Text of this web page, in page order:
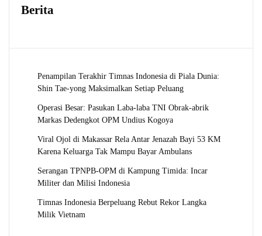
Berita
Penampilan Terakhir Timnas Indonesia di Piala Dunia:
Shin Tae-yong Maksimalkan Setiap Peluang
Operasi Besar: Pasukan Laba-laba TNI Obrak-abrik
Markas Dedengkot OPM Undius Kogoya
Viral Ojol di Makassar Rela Antar Jenazah Bayi 53 KM
Karena Keluarga Tak Mampu Bayar Ambulans
Serangan TPNPB-OPM di Kampung Timida: Incar
Militer dan Milisi Indonesia
Timnas Indonesia Berpeluang Rebut Rekor Langka
Milik Vietnam